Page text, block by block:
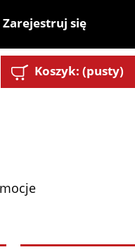
Zarejestruj się
Koszyk: (pusty)